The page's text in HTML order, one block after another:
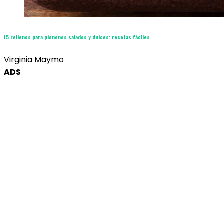
15 rellenos para piononos salados y dulces: recetas fáciles
Virginia Maymo
ADS